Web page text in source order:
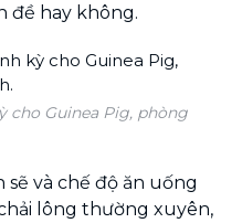
đề hay không.
cho Guinea Pig, phòng
sẽ và chế độ ăn uống
lông thường xuyên,